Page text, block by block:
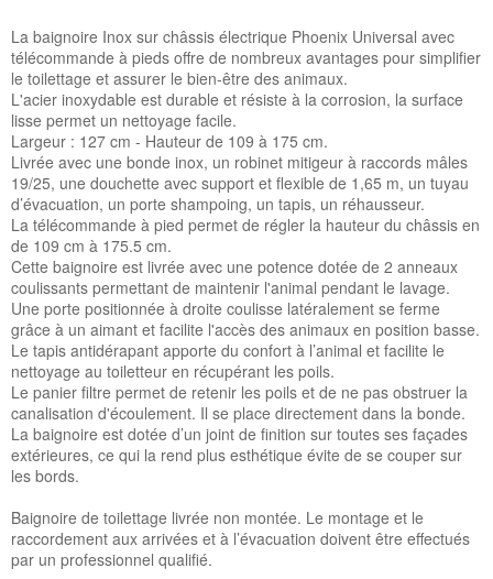
La baignoire Inox sur châssis électrique Phoenix Universal avec
télécommande à pieds offre de nombreux avantages pour simplifier
le toilettage et assurer le bien-être des animaux.
L'acier inoxydable est durable et résiste à la corrosion, la surface
lisse permet un nettoyage facile.
Largeur : 127 cm - Hauteur de 109 à 175 cm.
Livrée avec une bonde inox, un robinet mitigeur à raccords mâles
19/25, une douchette avec support et flexible de 1,65 m, un tuyau
d’évacuation, un porte shampoing, un tapis, un réhausseur.
La télécommande à pied permet de régler la hauteur du châssis en
de 109 cm à 175.5 cm.
Cette baignoire est livrée avec une potence dotée de 2 anneaux
coulissants permettant de maintenir l'animal pendant le lavage.
Une porte positionnée à droite coulisse latéralement se ferme
grâce à un aimant et facilite l'accès des animaux en position basse.
Le tapis antidérapant apporte du confort à l’animal et facilite le
nettoyage au toiletteur en récupérant les poils.
Le panier filtre permet de retenir les poils et de ne pas obstruer la
canalisation d'écoulement. Il se place directement dans la bonde.
La baignoire est dotée d’un joint de finition sur toutes ses façades
extérieures, ce qui la rend plus esthétique évite de se couper sur
les bords.
Baignoire de toilettage livrée non montée. Le montage et le
raccordement aux arrivées et à l’évacuation doivent être effectués
par un professionnel qualifié.